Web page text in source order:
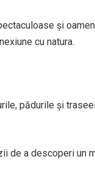
și
cu natura.
pădurile și
de a descoperi un